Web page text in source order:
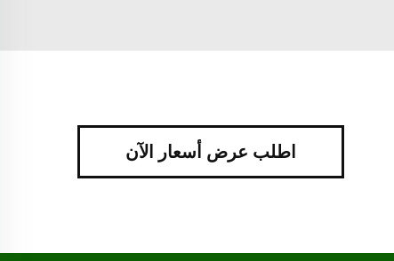
اطلب عرض أسعار الآن